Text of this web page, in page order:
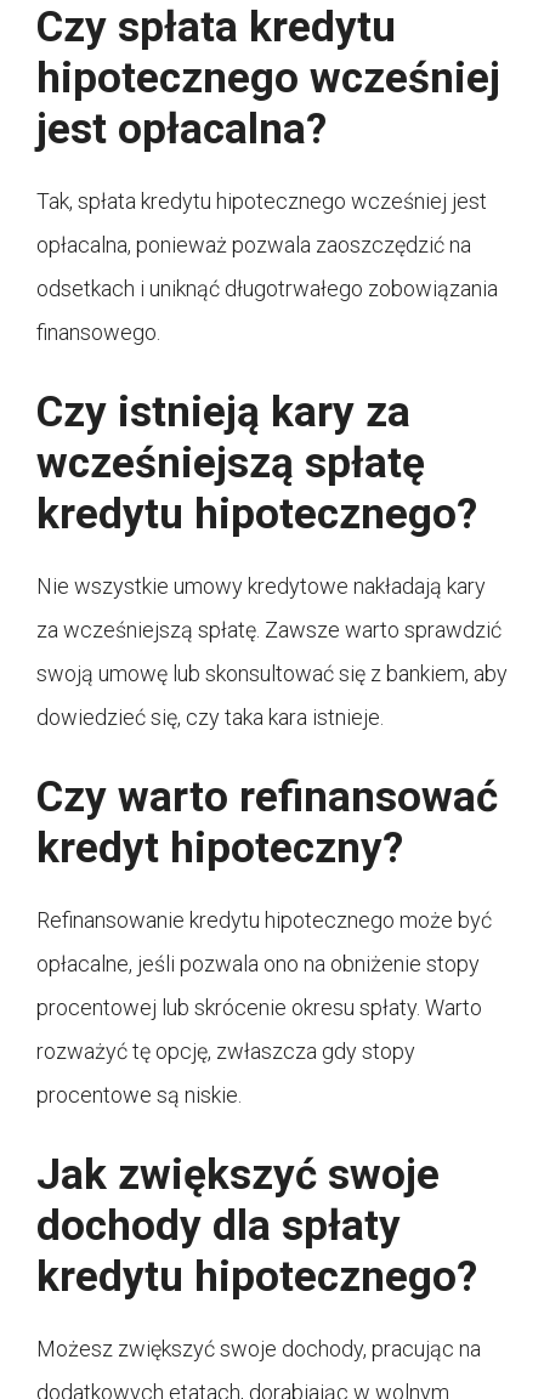
Czy spłata kredytu
hipotecznego wcześniej
jest opłacalna?
Tak, spłata kredytu hipotecznego wcześniej jest
opłacalna, ponieważ pozwala zaoszczędzić na
odsetkach i uniknąć długotrwałego zobowiązania
finansowego.
Czy istnieją kary za
wcześniejszą spłatę
kredytu hipotecznego?
Nie wszystkie umowy kredytowe nakładają kary
za wcześniejszą spłatę. Zawsze warto sprawdzić
swoją umowę lub skonsultować się z bankiem, aby
dowiedzieć się, czy taka kara istnieje.
Czy warto refinansować
kredyt hipoteczny?
Refinansowanie kredytu hipotecznego może być
opłacalne, jeśli pozwala ono na obniżenie stopy
procentowej lub skrócenie okresu spłaty. Warto
rozważyć tę opcję, zwłaszcza gdy stopy
procentowe są niskie.
Jak zwiększyć swoje
dochody dla spłaty
kredytu hipotecznego?
Możesz zwiększyć swoje dochody, pracując na
dodatkowych etatach, dorabiając w wolnym